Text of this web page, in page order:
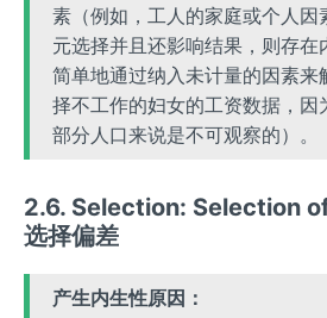
素（例如，工人的家庭或个人因
元选择并且还影响结果，则存在
简单地通过纳入未计量的因素来
择不工作的妇女的工资数据，因
部分人口来说是不可观察的）。
2.6. Selection: Selection
选择偏差
产生内生性原因：